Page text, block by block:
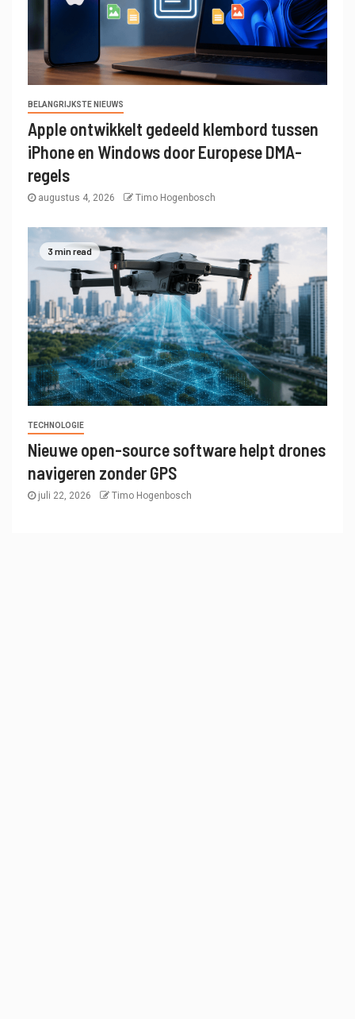
BELANGRIJKSTE NIEUWS
Apple ontwikkelt gedeeld klembord tussen
iPhone en Windows door Europese DMA-
regels
augustus 4, 2026 Timo Hogenbosch
3 min read
TECHNOLOGIE
Nieuwe open-source software helpt drones
navigeren zonder GPS
juli 22, 2026 Timo Hogenbosch